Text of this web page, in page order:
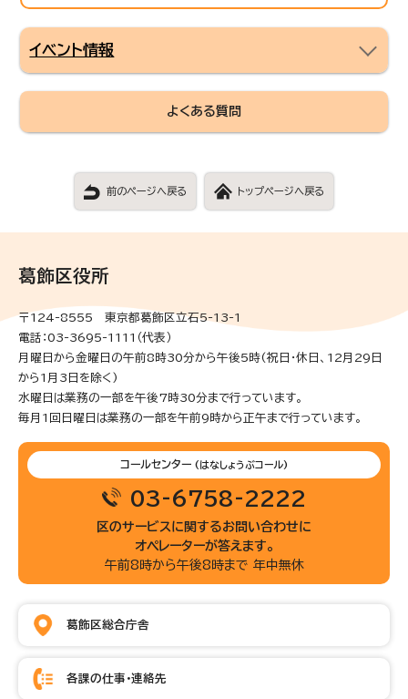
イベント情報
よくある質問
前のページへ戻る トップページへ戻る
葛飾区役所
〒124-8555 東京都葛飾区立石5-13-1
電話：03-3695-1111（代表）
月曜日から金曜日の午前8時30分から午後5時(祝日・休日、12月29日
から1月3日を除く)
水曜日は業務の一部を午後7時30分まで行っています。
毎月1回日曜日は業務の一部を午前9時から正午まで行っています。
コールセンター (はなしょうぶコール)
03-6758-2222
区のサービスに関するお問い合わせに
オペレーターが答えます。
午前8時から午後8時まで 年中無休
葛飾区総合庁舎
各課の仕事・連絡先